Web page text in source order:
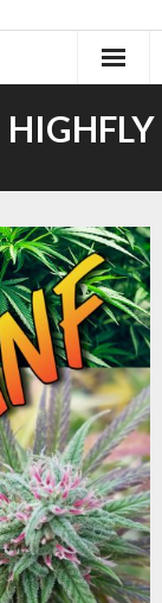
HIGHFLY